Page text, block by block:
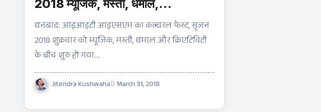
2018 म्यूजिक, मस्ती, धमाल,
क्रिएटिविटी- In-pics
धनबाद: आइआइटी आइएसएम का कल्चरल फेस्ट, सृजन
2018 शुक्रवार को म्यूजिक, मस्ती, धमाल और क्रिएटिविटी
के बीच शुरु हो गया.…
Jitendra Kushwaha March 31, 2018